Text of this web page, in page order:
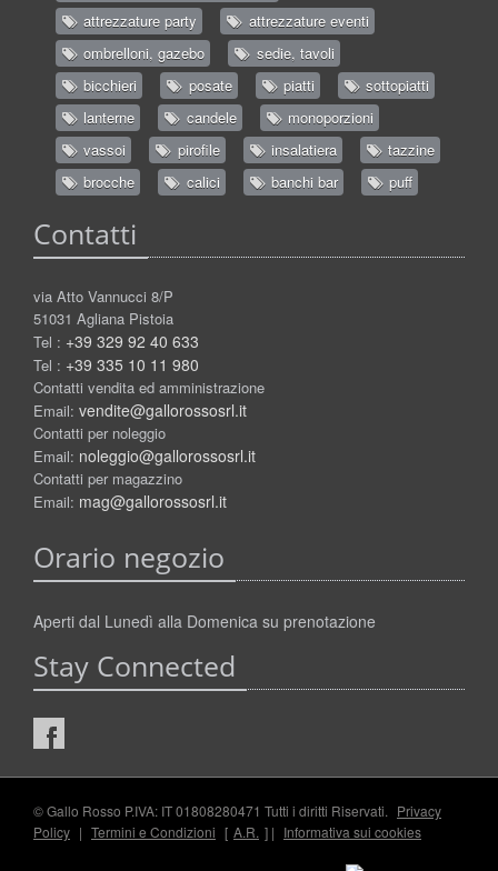
attrezzature party
attrezzature eventi
ombrelloni, gazebo
sedie, tavoli
bicchieri
posate piatti
sottopiatti
lanterne
candele
monoporzioni
vassoi
pirofile insalatiera
tazzine
brocche
calici banchi bar puff
Contatti
via Atto Vannucci 8/P
51031 Agliana Pistoia
Tel : +39 329 92 40 633
Tel : +39 335 10 11 980
Contatti vendita ed amministrazione
Email: vendite@gallorossosrl.it
Contatti per noleggio
Email: noleggio@gallorossosrl.it
Contatti per magazzino
Email: mag@gallorossosrl.it
Orario negozio
Aperti dal Lunedì alla Domenica su prenotazione
Stay Connected
© Gallo Rosso P.IVA: IT 01808280471 Tutti i diritti Riservati. Privacy
Policy | Termini e Condizioni [ A.R. ] | Informativa sui cookies